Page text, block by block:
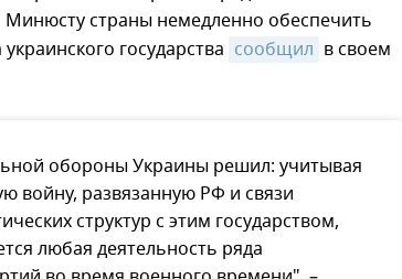
страны немедленно обеспечить
государства сообщил в своем
обороны Украины решил: учитывая
войну, развязанную РФ и связи
структур с этим государством,
любая деятельность ряда